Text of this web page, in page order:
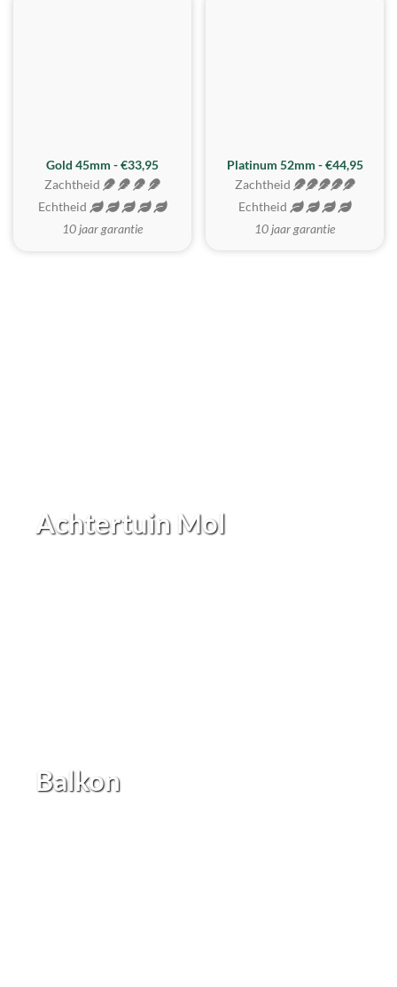
REALISTISCH
Gold 45mm - €33,95
Zachtheid
Echtheid
10 jaar garantie
ZACHTSTE
Platinum 52mm - €44,95
Zachtheid
Echtheid
10 jaar garantie
Achtertuin Mol
Balkon